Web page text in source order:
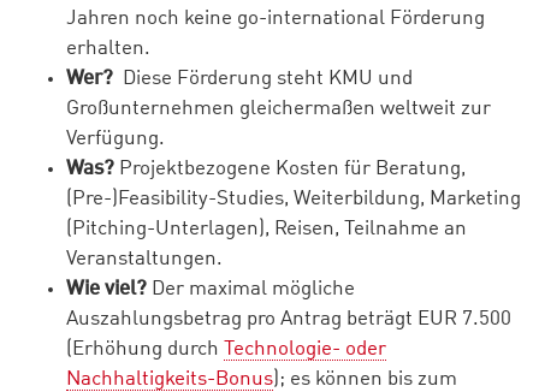
Jahren noch keine go-international Förderung
erhalten.
Wer?
Diese Förderung steht KMU und
Großunternehmen gleichermaßen weltweit zur
Verfügung.
Was? Projektbezogene Kosten für Beratung,
(Pre-)Feasibility-Studies, Weiterbildung, Marketing
(Pitching-Unterlagen), Reisen, Teilnahme an
Veranstaltungen.
Wie viel? Der maximal mögliche
Auszahlungsbetrag pro Antrag beträgt EUR 7.500
(Erhöhung durch
Technologie- oder
Nachhaltigkeits-Bonus); es können bis zum